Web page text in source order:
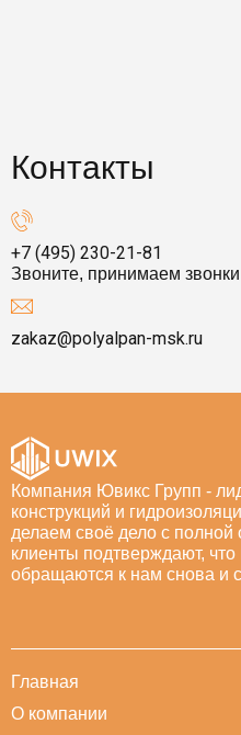
Контакты
+7 (495) 230-21-81
Звоните, принимаем
zakaz@polyalpan-msk.ru
Компания Ювикс Групп -
конструкций и
делаем своё дело с полной
клиенты подтверждают,
обращаются к нам снова и
Главная
О компании